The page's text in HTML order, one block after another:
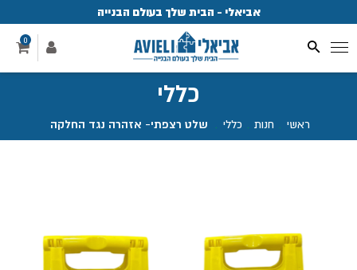
אביאלי - הבית שלך בעולם הבנייה
0
כללי
ראשי חנות כללי שלט רצפתי- אזהרה נגד החלקה